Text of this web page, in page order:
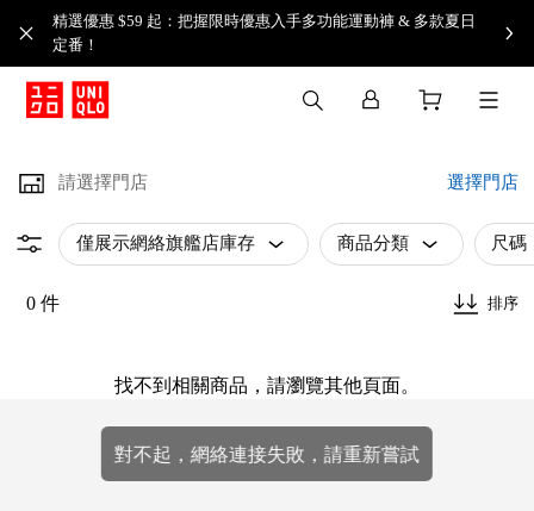
精選優惠 $59 起：把握限時優惠入手多功能運動褲 & 多款夏日
定番！​
請選擇門店 選擇門店
僅展示網絡旗艦店庫存 商品分類 尺碼
0 件 排序
找不到相關商品，請瀏覽其他頁面。
對不起，網絡連接失敗，請重新嘗試